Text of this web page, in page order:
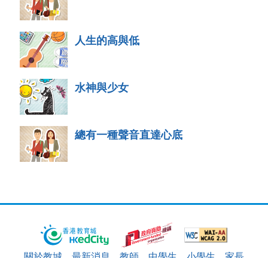
人生的高與低
水神與少女
總有一種聲音直達心底